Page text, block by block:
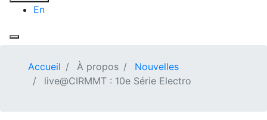
En
Accueil À propos
Nouvelles
live@CIRMMT : 10e Série Electro